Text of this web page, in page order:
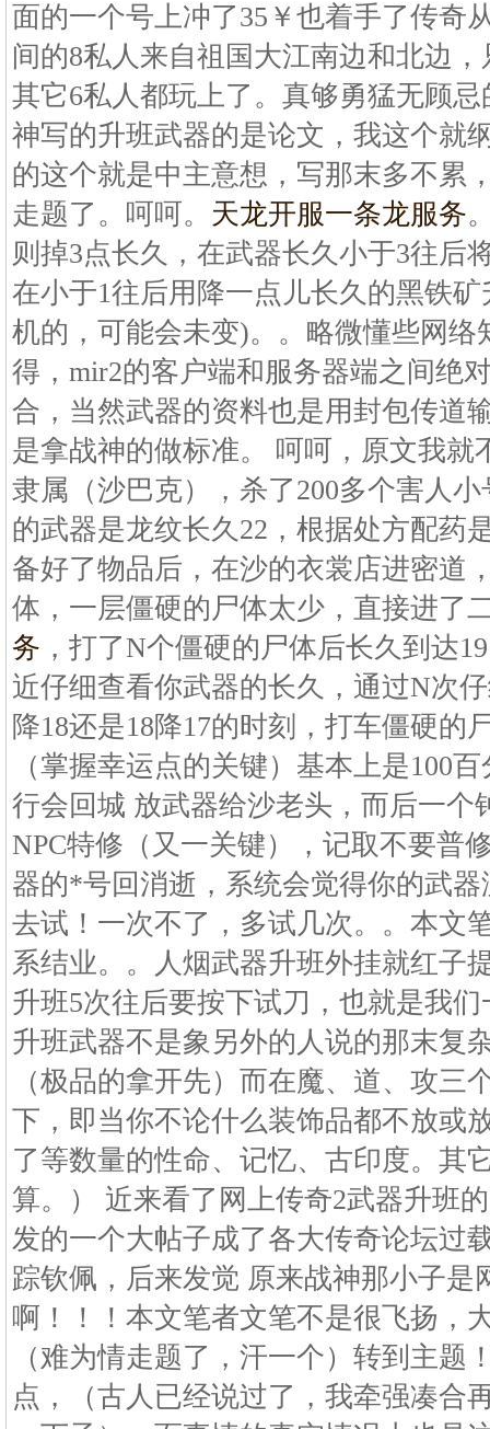
面的一个号上冲了35￥也着手了传奇
间的8私人来自祖国大江南边和北边
其它6私人都玩上了。真够勇猛无顾
神写的升班武器的是论文，我这个就
的这个就是中主意想，写那末多不累
走题了。呵呵。 天龙开服一条龙服务
则掉3点长久，在武器长久小于3往后
在小于1往后用降一点儿长久的黑铁
机的，可能会未变)。。略微懂些网络
得，mir2的客户端和服务器端之间绝
合，当然武器的资料也是用封包传道
是拿战神的做标准。 呵呵，原文我就
隶属（沙巴克），杀了200多个害人
的武器是龙纹长久22，根据处方配药
备好了物品后，在沙的衣裳店进密道
体，一层僵硬的尸体太少，直接进了
务 ，打了N个僵硬的尸体后长久到达
近仔细查看你武器的长久，通过N次
降18还是18降17的时刻，打车僵硬的
（掌握幸运点的关键）基本上是100
行会回城 放武器给沙老头，而后一个
NPC特修（又一关键），记取不要普
器的*号回消逝，系统会觉得你的武
去试！一次不了，多试几次。。本文
系结业。。人烟武器升班外挂就红子
升班5次往后要按下试刀，也就是我
升班武器不是象另外的人说的那末复
（极品的拿开先）而在魔、道、攻三
下，即当你不论什么装饰品都不放或
了等数量的性命、记忆、古印度。其
算。） 近来看了网上传奇2武器升班
发的一个大帖子成了各大传奇论坛过
踪钦佩，后来发觉 原来战神那小子是
啊！！！本文笔者文笔不是很飞扬，
（难为情走题了，汗一个）转到主题
点，（古人已经说过了，我牵强凑合